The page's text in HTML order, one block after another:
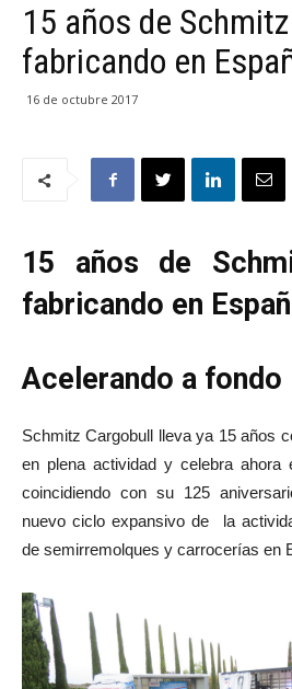
15 años de
fabricando en
16 de octubre 2017
15 años de
fabricando en
Acelerando a fondo
Schmitz Cargobull lleva ya 15 años
en plena actividad y celebra ahora
coincidiendo con su 125
nuevo ciclo expansivo de la
de semirremolques y carrocerías en